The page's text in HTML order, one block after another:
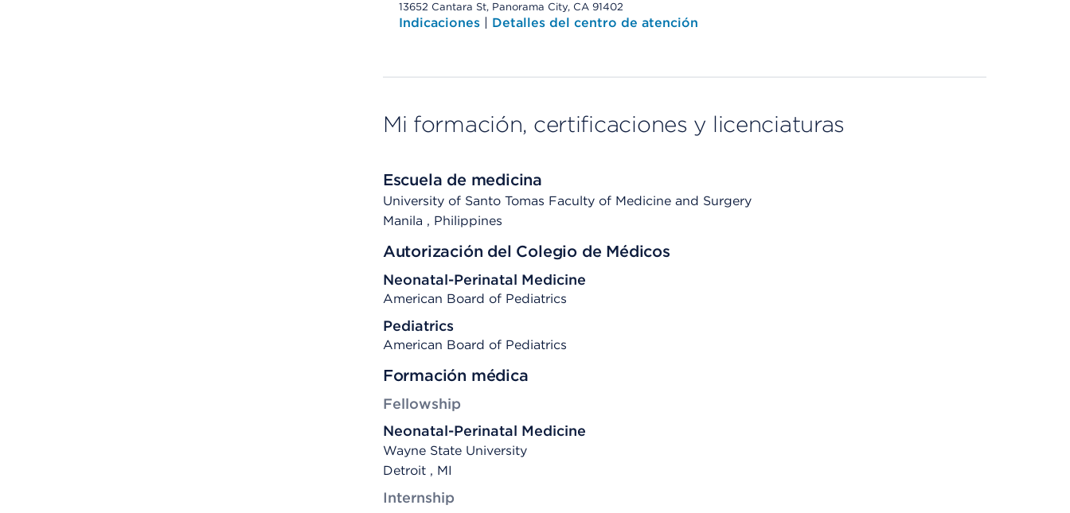
13652 Cantara St, Panorama City, CA 91402
Indicaciones | Detalles del centro de atención
Mi formación, certificaciones y licenciaturas
Escuela de medicina
University of Santo Tomas Faculty of Medicine and Surgery
Manila , Philippines
Autorización del Colegio de Médicos
Neonatal-Perinatal Medicine
American Board of Pediatrics
Pediatrics
American Board of Pediatrics
Formación médica
Fellowship
Neonatal-Perinatal Medicine
Wayne State University
Detroit , MI
Internship